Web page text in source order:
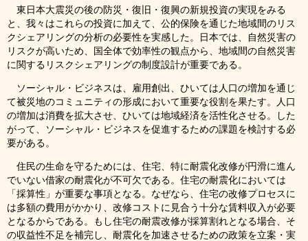
東日本大震災の後の防災・復旧・復興の新規投資の実現をみる
と、我々はこれらの投資に加えて、公的保険を通じた地域間のリス
クシェアリングの分析の必要性を実感した。日本では、自然災害の
リスクが高いため、国全体で効率性の観点から、地域間の自然災害
に関するリスクシェアリングの制度設計が重要である。
ソーシャル・ビジネスは、雇用創出、ひいては人口の増加を通じ
て被災地のコミュニティの形成において重要な役割を果たす。人口
の増加は消費を拡大させ、ひいては地域経済を活性化させる。した
がって、ソーシャル・ビジネスを促進するための課題を検討する必
要がある。
住民の生命を守るためには、住宅、特に耐震化改修が円滑に進ん
でいない借家の耐震化が不可欠である。住宅の耐震化においては
「採算性」が重要な事項となる。なぜなら、住宅の改修プロセスに
は多額の費用がかかり、改修コストに見合う十分な賃料収入が必要
となるからである。もし住宅の耐震改修が採算割れとなる場合、そ
の収益性不足を補完し、耐震化を加速させるための政策を立案・実